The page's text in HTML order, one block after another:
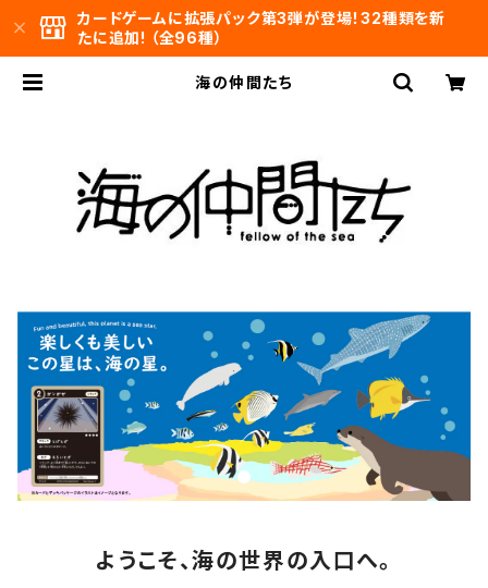
カードゲームに拡張パック第3弾が登場！32種類を新
たに追加! （全96種）
海の仲間たち
ようこそ、海の世界の入口へ。